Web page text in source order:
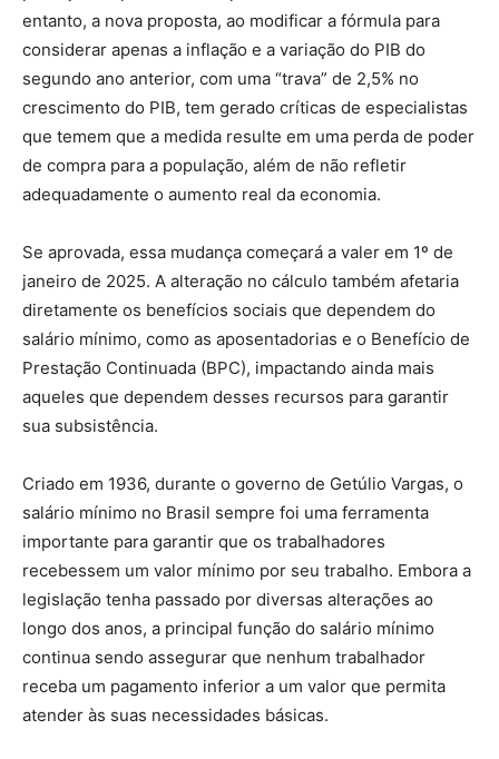
entanto, a nova proposta, ao modificar a fórmula para
considerar apenas a inflação e a variação do PIB do
segundo ano anterior, com uma “trava” de 2,5% no
crescimento do PIB, tem gerado críticas de especialistas
que temem que a medida resulte em uma perda de poder
de compra para a população, além de não refletir
adequadamente o aumento real da economia.
Se aprovada, essa mudança começará a valer em 1º de
janeiro de 2025. A alteração no cálculo também afetaria
diretamente os benefícios sociais que dependem do
salário mínimo, como as aposentadorias e o Benefício de
Prestação Continuada (BPC), impactando ainda mais
aqueles que dependem desses recursos para garantir
sua subsistência.
Criado em 1936, durante o governo de Getúlio Vargas, o
salário mínimo no Brasil sempre foi uma ferramenta
importante para garantir que os trabalhadores
recebessem um valor mínimo por seu trabalho. Embora a
legislação tenha passado por diversas alterações ao
longo dos anos, a principal função do salário mínimo
continua sendo assegurar que nenhum trabalhador
receba um pagamento inferior a um valor que permita
atender às suas necessidades básicas.